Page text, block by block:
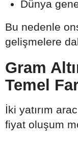
Dünya
Bu nedenle
gelişmelere
Gram
Temel
İki yatırım
fiyat oluşum